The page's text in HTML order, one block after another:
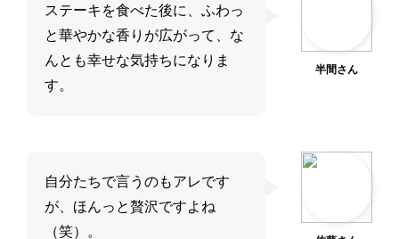
半間さん
ステーキを食べた後に、ふわっ
と華やかな香りが広がって、な
んとも幸せな気持ちになりま
す。
自分たちで言うのもアレです
が、ほんっと贅沢ですよね
（笑）。